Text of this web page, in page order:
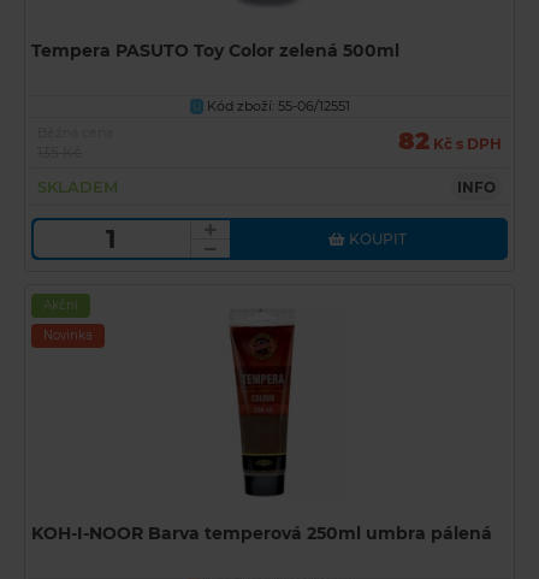
Tempera PASUTO Toy Color zelená 500ml
U Kód zboží: 55-06/12551
82 Kč s DPH
SKLADEM INFO
KOUPIT
Akční
Novinka
KOH-I-NOOR Barva temperová 250ml umbra pálená